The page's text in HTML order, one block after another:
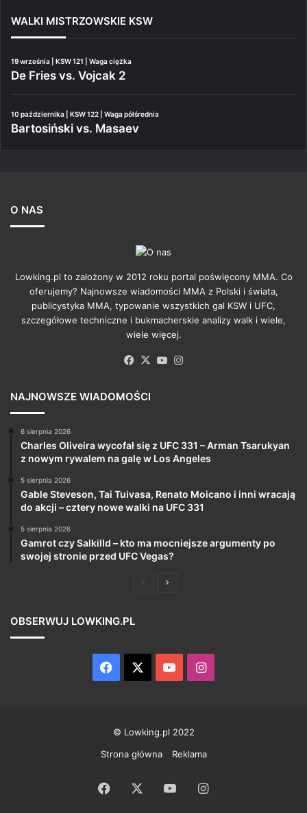
WALKI MISTRZOWSKIE KSW
19 września | KSW 121 | Waga ciężka
De Fries vs. Vojcak 2
10 października | KSW 122 | Waga półśrednia
Bartosiński vs. Masaev
O NAS
Lowking.pl to założony w 2012 roku portal poświęcony MMA. Co
oferujemy? Najnowsze wiadomości MMA z Polski i świata,
publicystyka MMA, typowanie wszystkich gal KSW i UFC,
szczegółowe techniczne i bukmacherskie analizy walk i wiele,
wiele więcej.
Facebook
X YouTube
NAJNOWSZE WIADOMOŚCI
6 sierpnia 2026
Charles Oliveira wycofał się z UFC 331 – Arman Tsarukyan
z nowym rywalem na galę w Los Angeles
5 sierpnia 2026
Gable Steveson, Tai Tuivasa, Renato Moicano i inni wracają
do akcji – cztery nowe walki na UFC 331
5 sierpnia 2026
Gamrot czy Salkilld – kto ma mocniejsze argumenty po
swojej stronie przed UFC Vegas?
PoprzedniaNastępna
OBSERWUJ LOWKING.PL
Facebook YouTubeInstagram
© Lowking.pl 2022
Strona główna
Reklama
Facebook YouTubeInstagram